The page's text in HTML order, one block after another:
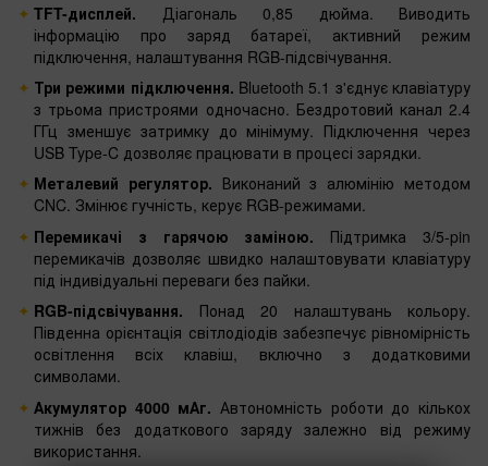
TFT-дисплей. Діагональ 0,85 дюйма. Виводить
інформацію про заряд батареї, активний режим
підключення, налаштування RGB-підсвічування.
Три режими підключення. Bluetooth 5.1 з'єднує клавіатуру
з трьома пристроями одночасно. Бездротовий канал 2.4
ГГц зменшує затримку до мінімуму. Підключення через
USB Type-C дозволяє працювати в процесі зарядки.
Металевий регулятор. Виконаний з алюмінію методом
CNC. Змінює гучність, керує RGB-режимами.
Перемикачі з гарячою заміною. Підтримка 3/5-pin
перемикачів дозволяє швидко налаштовувати клавіатуру
під індивідуальні переваги без пайки.
RGB-підсвічування. Понад 20 налаштувань кольору.
Південна орієнтація світлодіодів забезпечує рівномірність
освітлення всіх клавіш, включно з додатковими
символами.
Акумулятор 4000 мАг. Автономність роботи до кількох
тижнів без додаткового заряду залежно від режиму
використання.